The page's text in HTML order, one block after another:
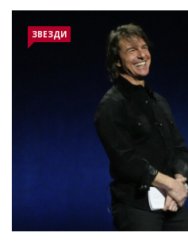
ЗВЕЗДИ